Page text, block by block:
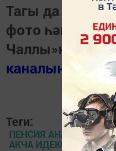
Тагы да
фото һәм
Чаллы»ның
каналында
Теги:
ПЕНСИЯ АНА
АКЧА ИДЕКСАЦИЯ